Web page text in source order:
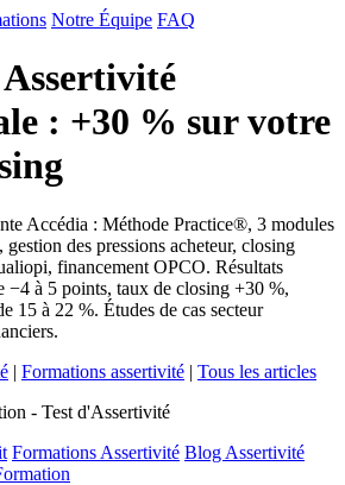
Notre Équipe FAQ
: +30 % sur votre
Accédia : Méthode Practice®, 3 modules
des pressions acheteur, closing
financement OPCO. Résultats
−4 à 5 points, taux de closing +30 %,
15 à 22 %. Études de cas secteur
| Formations assertivité | Tous les articles
- Test d'Assertivité
Formations Assertivité Blog Assertivité